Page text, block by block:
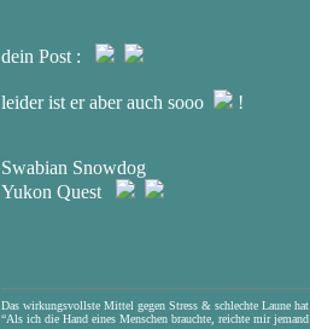
dein Post :
leider ist er aber auch sooo !
Swabian Snowdog
Yukon Quest
Das wirkungsvollste Mittel gegen Stress & schlechte Laune
“Als ich die Hand eines Menschen brauchte, reichte mir jemand